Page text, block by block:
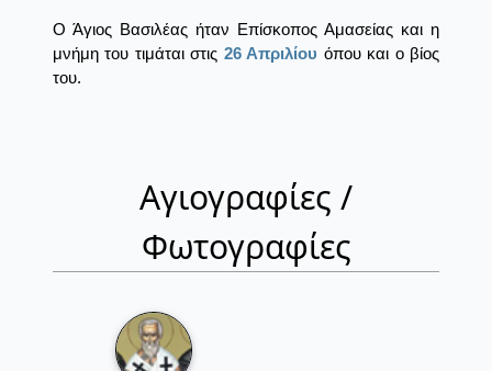
Ο Άγιος Βασιλέας ήταν Επίσκοπος Αμασείας και η
μνήμη του τιμάται στις 26 Απριλίου όπου και ο βίος
του.
Αγιογραφίες /
Φωτογραφίες